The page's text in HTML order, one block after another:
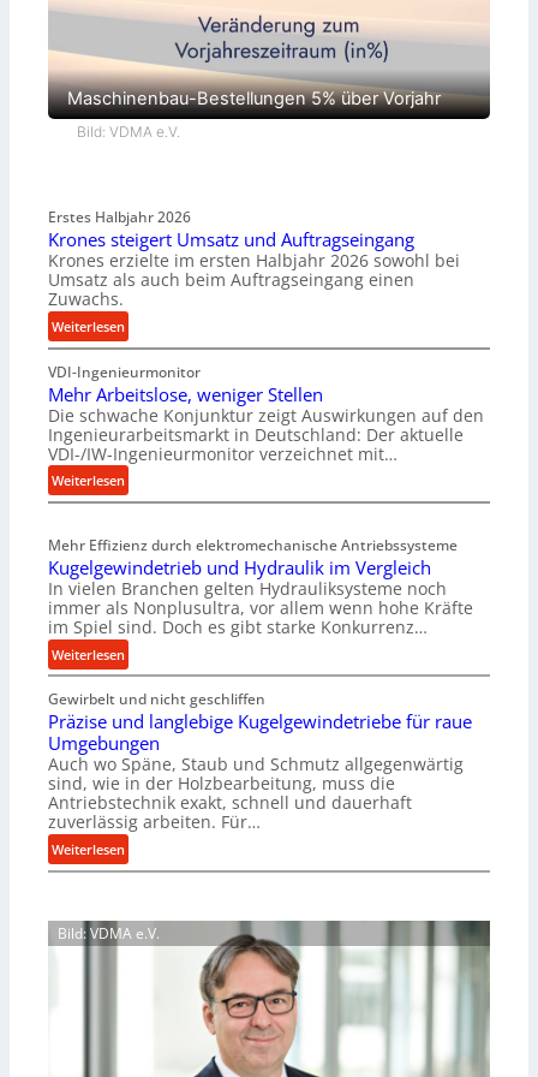
Maschinenbau-Bestellungen 5% über Vorjahr
Bild: VDMA e.V.
Erstes Halbjahr 2026
Krones steigert Umsatz und Auftragseingang
Krones erzielte im ersten Halbjahr 2026 sowohl bei
Umsatz als auch beim Auftragseingang einen
Zuwachs.
Weiterlesen:
K
r
o
n
e
s
s
t
i
g
e
r
t
U
t
z
u
n
d
A
f
t
VDI-Ingenieurmonitor
Mehr Arbeitslose, weniger Stellen
Die schwache Konjunktur zeigt Auswirkungen auf den
Ingenieurarbeitsmarkt in Deutschland: Der aktuelle
VDI-/IW-Ingenieurmonitor verzeichnet mit…
Weiterlesen:
M
h
r
A
r
b
e
t
s
l
o
s
e
w
i
Mehr Effizienz durch elektromechanische Antriebssysteme
Kugelgewindetrieb und Hydraulik im Vergleich
In vielen Branchen gelten Hydrauliksysteme noch
immer als Nonplusultra, vor allem wenn hohe Kräfte
im Spiel sind. Doch es gibt starke Konkurrenz…
Weiterlesen:
K
u
g
e
l
g
e
w
i
e
t
Gewirbelt und nicht geschliffen
Präzise und langlebige Kugelgewindetriebe für raue
Umgebungen
Auch wo Späne, Staub und Schmutz allgegenwärtig
sind, wie in der Holzbearbeitung, muss die
Antriebstechnik exakt, schnell und dauerhaft
zuverlässig arbeiten. Für…
Weiterlesen:
P
ä
z
Bild: VDMA e.V.